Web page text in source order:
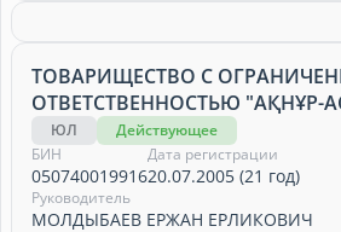
ТОВАРИЩЕСТВО С
ОТВЕТСТВЕННОСТЬЮ "АҚНҰР-
ЮЛ
Действующее
БИН
050740019916
Дата регистрации
20.07.2005 (21 год)
Руководитель
МОЛДЫБАЕВ ЕРЖАН ЕРЛИКОВИЧ